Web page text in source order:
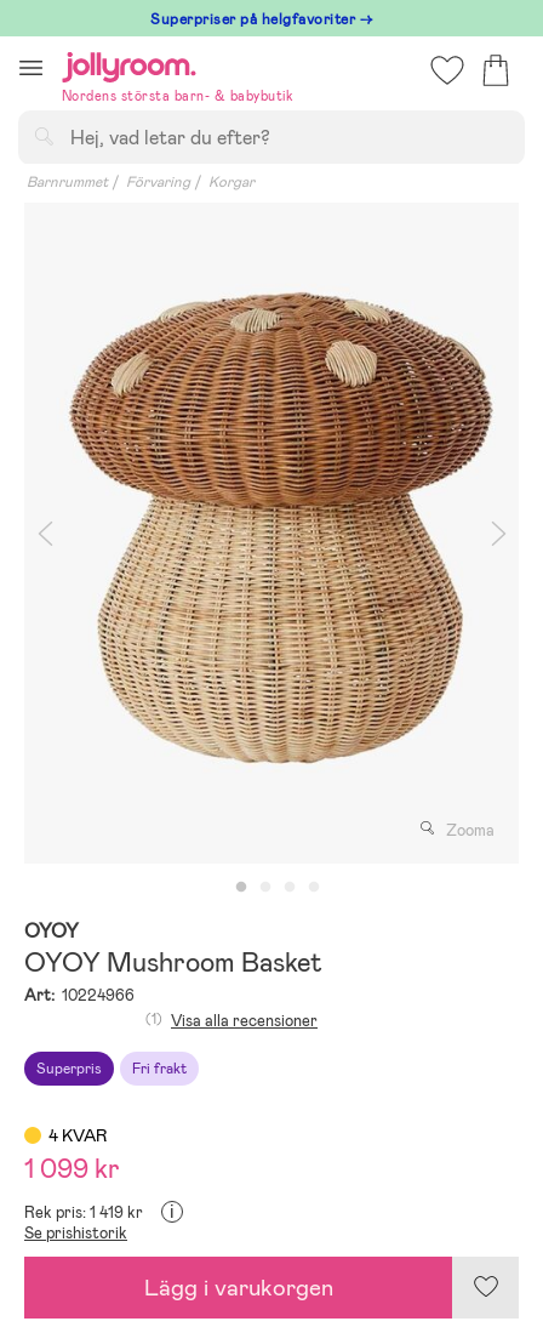
till
innehållet
Superpriser på helgfavoriter →
Nordens största barn- & babybutik
Barnrummet Förvaring Korgar
Zooma
OYOY
OYOY Mushroom Basket
Art: 10224966
Superpris Fri frakt
(1) Visa alla recensioner
4 KVAR
1 099 kr
Rek pris: 1 419 kr i
Se prishistorik
Lägg i varukorgen